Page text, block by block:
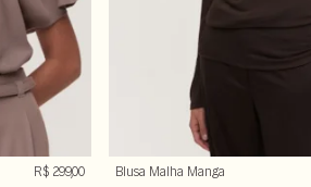
R$ 299,00
Blusa Malha Manga